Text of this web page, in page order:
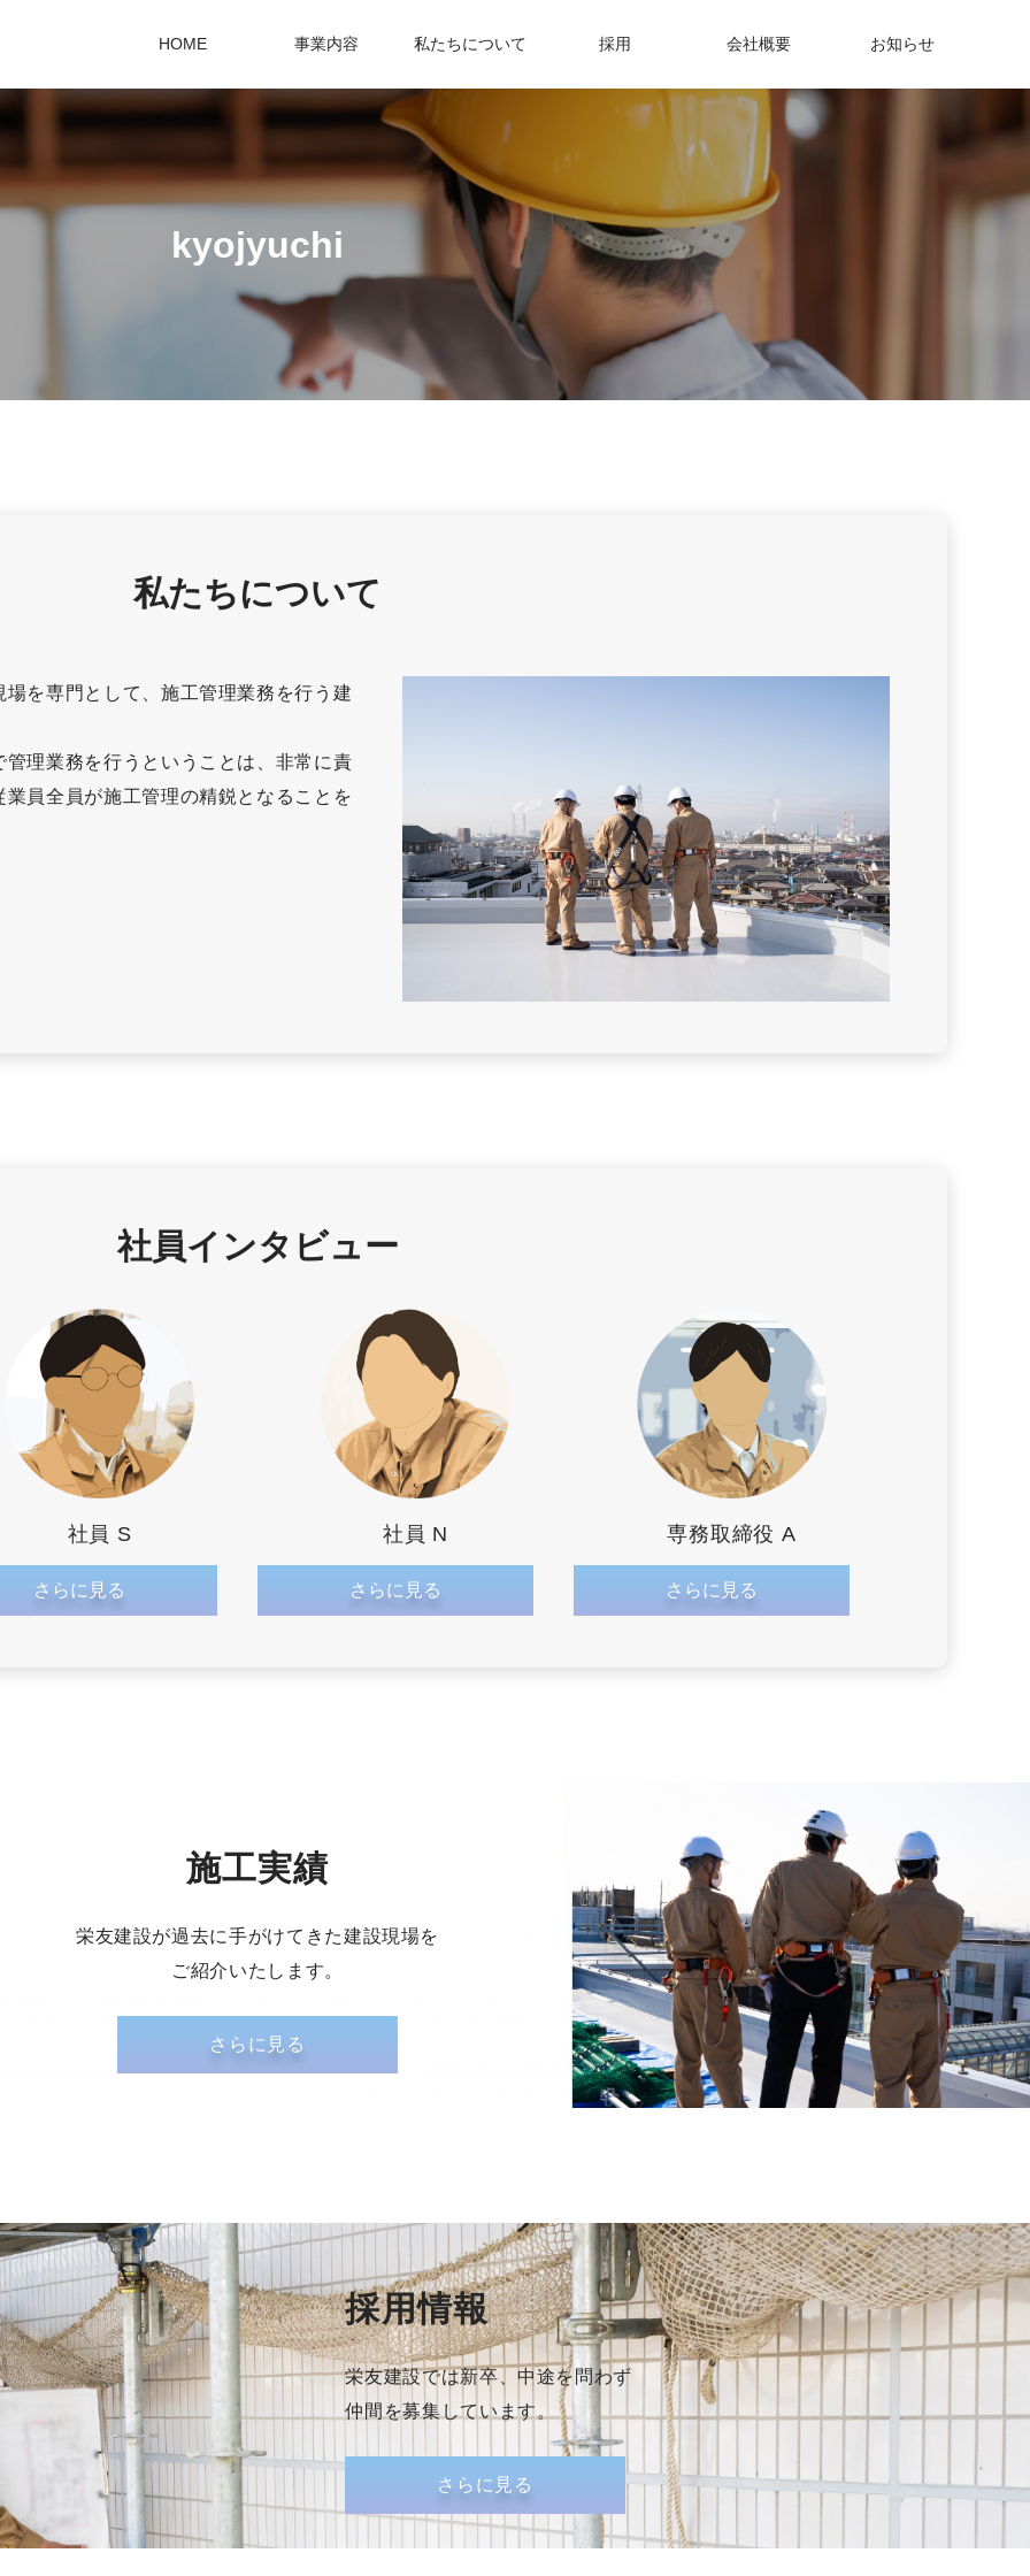
HOME 事業内容 私たちについて 採用 会社概要 お知らせ
kyojyuchi
私たちについて
を専門として、施工管理業務を行う建
理業務を行うということは、非常に責
員全員が施工管理の精鋭となることを
社員インタビュー
社員 S
さらに見る
社員 N
さらに見る
専務取締役 A
さらに見る
施工実績
栄友建設が過去に手がけてきた建設現場を
ご紹介いたします。
さらに見る
採用情報
栄友建設では新卒、中途を問わず
仲間を募集しています。
さらに見る